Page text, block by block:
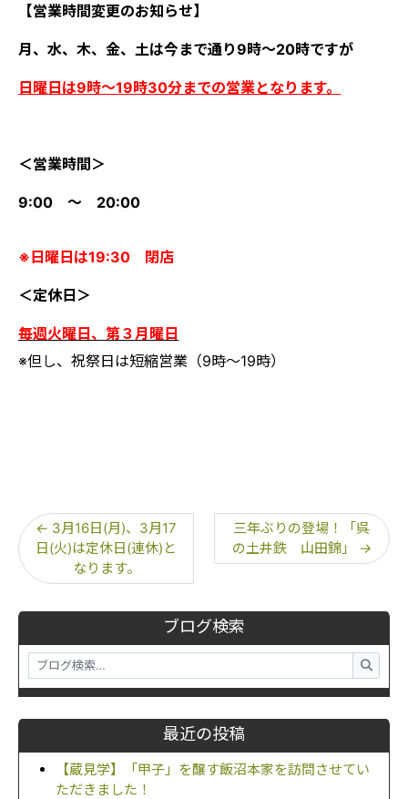
ブログ検索
最近の投稿
【蔵見学】「甲子」を醸す飯沼本家を訪問させてい
ただきました！
【営業時間変更のお知らせ】
月、水、木、金、土は今まで通り9時～20時ですが
日曜日は9時～19時30分までの営業となります。
＜営業時間＞
9:00 ～ 20:00
※日曜日は19:30 閉店
＜定休日＞
毎週火曜日、第３月曜日
※但し、祝祭日は短縮営業（9時～19時）
← 3月16日(月)、3月17
日(火)は定休日(連休)と
なります。
三年ぶりの登場！「呉
の土井鉄 山田錦」
→